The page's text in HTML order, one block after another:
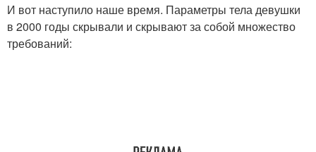
И вот наступило наше время. Параметры тела девушки
в 2000 годы скрывали и скрывают за собой множество
требований: